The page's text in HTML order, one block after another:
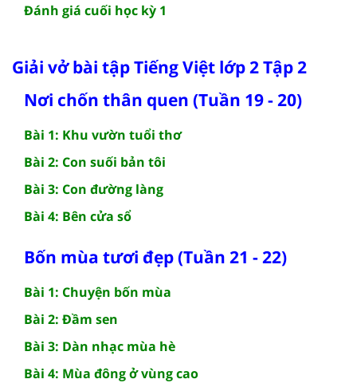
Đánh giá cuối học kỳ 1
Giải vở bài tập Tiếng Việt lớp 2 Tập 2
Nơi chốn thân quen (Tuần 19 - 20)
Bài 1: Khu vườn tuổi thơ
Bài 2: Con suối bản tôi
Bài 3: Con đường làng
Bài 4: Bên cửa sổ
Bốn mùa tươi đẹp (Tuần 21 - 22)
Bài 1: Chuyện bốn mùa
Bài 2: Đầm sen
Bài 3: Dàn nhạc mùa hè
Bài 4: Mùa đông ở vùng cao